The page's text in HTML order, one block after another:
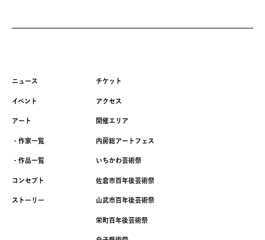
ニュース
イベント
アート
・作家一覧
・作品一覧
コンセプト
ストーリー
チケット
アクセス
開催エリア
内房総アートフェス
いちかわ芸術祭
佐倉市百年後芸術祭
山武市百年後芸術祭
栄町百年後芸術祭